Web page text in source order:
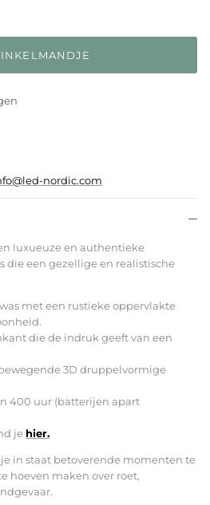
nordic.com
luxueuze en authentieke
die een gezellige en realistische
met een rustieke oppervlakte
die de indruk geeft van een
3D druppelvormige
400 uur (batterijen apart
je hier.
in staat betoverende momenten te
hoeven maken over roet,